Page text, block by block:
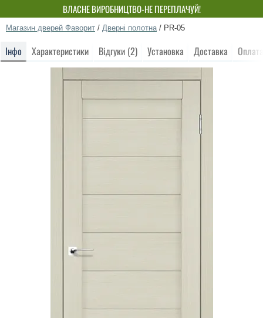
ВЛАСНЕ ВИРОБНИЦТВО-НЕ ПЕРЕПЛАЧУЙ!
Магазин дверей Фаворит / Дверні полотна / PR-05
Інфо Характеристики Відгуки (2) Установка Доставка Оплата